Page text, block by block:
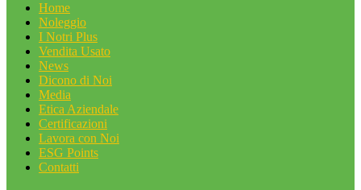
Home
Noleggio
I Notri Plus
Vendita Usato
News
Dicono di Noi
Media
Etica Aziendale
Certificazioni
Lavora con Noi
ESG Points
Contatti